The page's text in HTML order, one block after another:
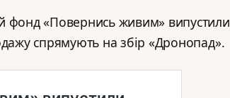
фонд «Повернись живим» випустили
спрямують на збір «Дронопад».